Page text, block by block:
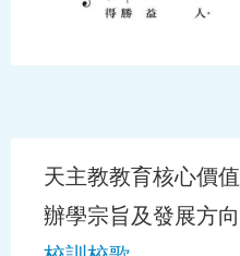
Main
navigation
天主教教育核心價值
辦學宗旨及發展方向